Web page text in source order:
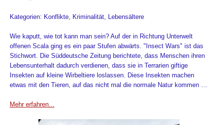
Kategorien: Konflikte, Kriminalität, Lebensältere
Wie kaputt, wie tot kann man sein? Auf der in Richtung Unterwelt
offenen Scala ging es ein paar Stufen abwärts. "Insect Wars" ist das
Stichwort. Die Süddeutsche Zeitung berichtete, dass Menschen ihren
Lebensunterhalt dadurch verdienen, dass sie in Terrarien giftige
Insekten auf kleine Wirbeltiere loslassen. Diese Insekten machen
etwas mit den Tieren, auf das nicht mal die normale Natur kommen …
Mehr erfahren...